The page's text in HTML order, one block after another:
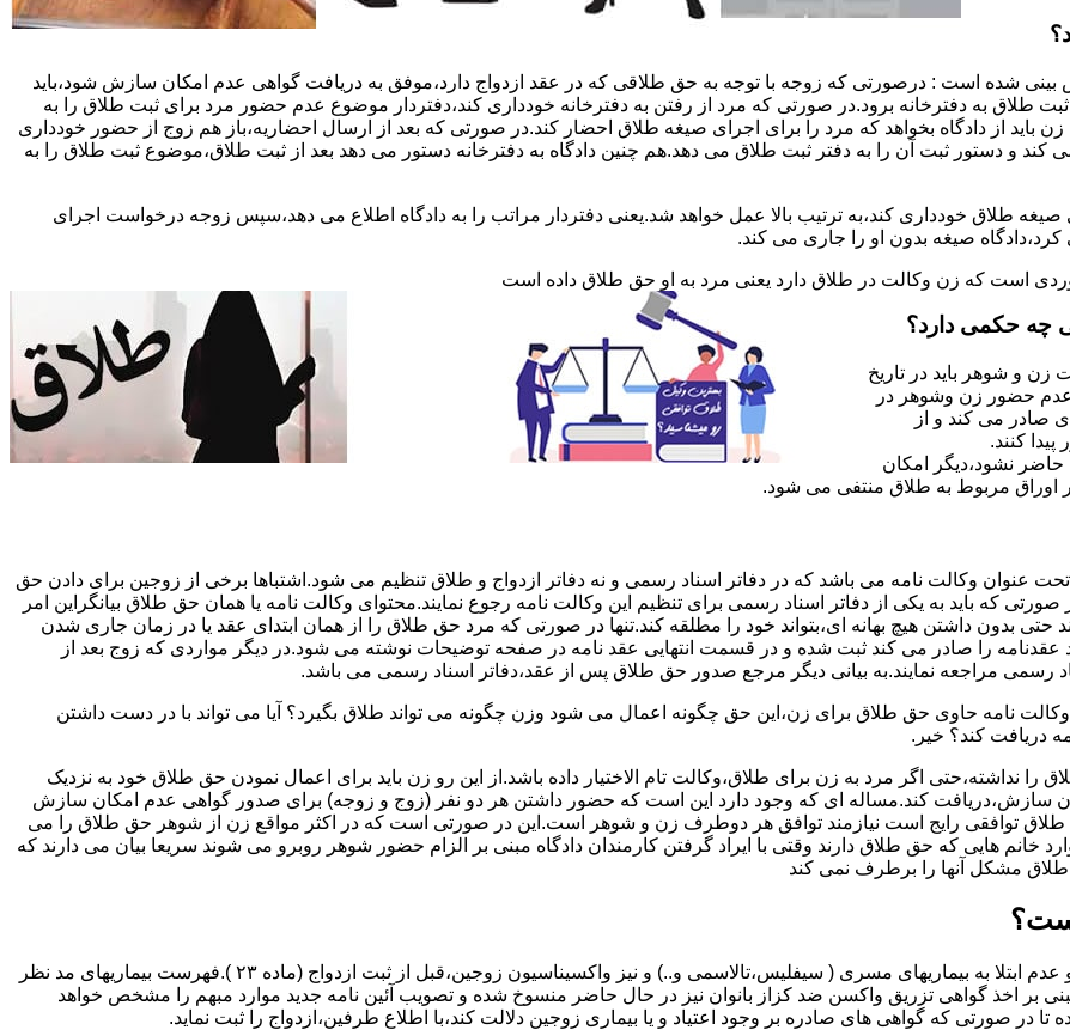
شده است : درصورتی که زوجه با توجه به حق طلاقی که در عقد ازدواج دارد،موفق به دریافت گواهی عدم امکان سازش شود،باید
طلاق به دفترخانه برود.در صورتی که مرد از رفتن به دفترخانه خودداری کند،دفتردار موضوع عدم حضور مرد برای ثبت طلاق را به
باید از دادگاه بخواهد که مرد را برای اجرای صیغه طلاق احضار کند.در صورتی که بعد از ارسال احضاریه،باز هم زوج از حضور خودداری
و دستور ثبت آن را به دفتر ثبت طلاق می دهد.هم چنین دادگاه به دفترخانه دستور می دهد بعد از ثبت طلاق،موضوع ثبت طلاق را به
طلاق خودداری کند،به ترتیب بالا عمل خواهد شد.یعنی دفتردار مراتب را به دادگاه اطلاع می دهد،سپس زوجه درخواست اجرای
صیغه بدون او را جاری می کند.
است که زن وکالت در طلاق دارد یعنی مرد به او حق طلاق داده است
چه حکمی دارد؟
و شوهر باید در تاریخ
حضور زن وشوهر در
صادر می کند و از
کنند.
نشود،دیگر امکان
اوراق مربوط به طلاق منتفی می شود.
وکالت نامه می باشد که در دفاتر اسناد رسمی و نه دفاتر ازدواج و طلاق تنظیم می شود.اشتباها برخی از زوجین برای دادن حق
که باید به یکی از دفاتر اسناد رسمی برای تنظیم این وکالت نامه رجوع نمایند.محتوای وکالت نامه یا همان حق طلاق بیانگراین امر
حتی بدون داشتن هیچ بهانه ای،بتواند خود را مطلقه کند.تنها در صورتی که مرد حق طلاق را از همان ابتدای عقد یا در زمان جاری شدن
عقدنامه را صادر می کند ثبت شده و در قسمت انتهایی عقد نامه در صفحه توضیحات نوشته می شود.در دیگر مواردی که زوج بعد از
رسمی مراجعه نمایند.به بیانی دیگر مرجع صدور حق طلاق پس از عقد،دفاتر اسناد رسمی می باشد.
نامه حاوی حق طلاق برای زن،این حق چگونه اعمال می شود وزن چگونه می تواند طلاق بگیرد؟ آیا می تواند با در دست داشتن
دریافت کند؟ خیر.
نداشته،حتی اگر مرد به زن برای طلاق،وکالت تام الاختیار داده باشد.از این رو زن باید برای اعمال نمودن حق طلاق خود به نزدیک
سازش،دریافت کند.مساله ای که وجود دارد این است که حضور داشتن هر دو نفر (زوج و زوجه) برای صدور گواهی عدم امکان سازش
توافقی رایج است نیازمند توافق هر دوطرف زن و شوهر است.این در صورتی است که در اکثر مواقع زن از شوهر حق طلاق را می
خانم هایی که حق طلاق دارند وقتی با ایراد گرفتن کارمندان دادگاه مبنی بر الزام حضور شوهر روبرو می شوند سریعا بیان می دارند که
طلاق مشکل آنها را برطرف نمی کند
مطالبه و اخذ گواهی پزشکی معتبر مبنی بر عدم اعتیاد به مواد مخدر و عدم ابتلا به بیماریهای مسری ( سیفلیس،تالاسمی و..) و نیز واکسیناسیون زوجین،قبل از ثبت ازدواج (ماده ۲۳ ).فهرست بیماریهای مد نظر
بر اخذ گواهی تزریق واکسن ضد کزاز بانوان نیز در حال حاضر منسوخ شده و تصویب آئین نامه جدید موارد مبهم را مشخص خواهد
تا در صورتی که گواهی های صادره بر وجود اعتیاد و یا بیماری زوجین دلالت کند،با اطلاع طرفین،ازدواج را ثبت نماید.